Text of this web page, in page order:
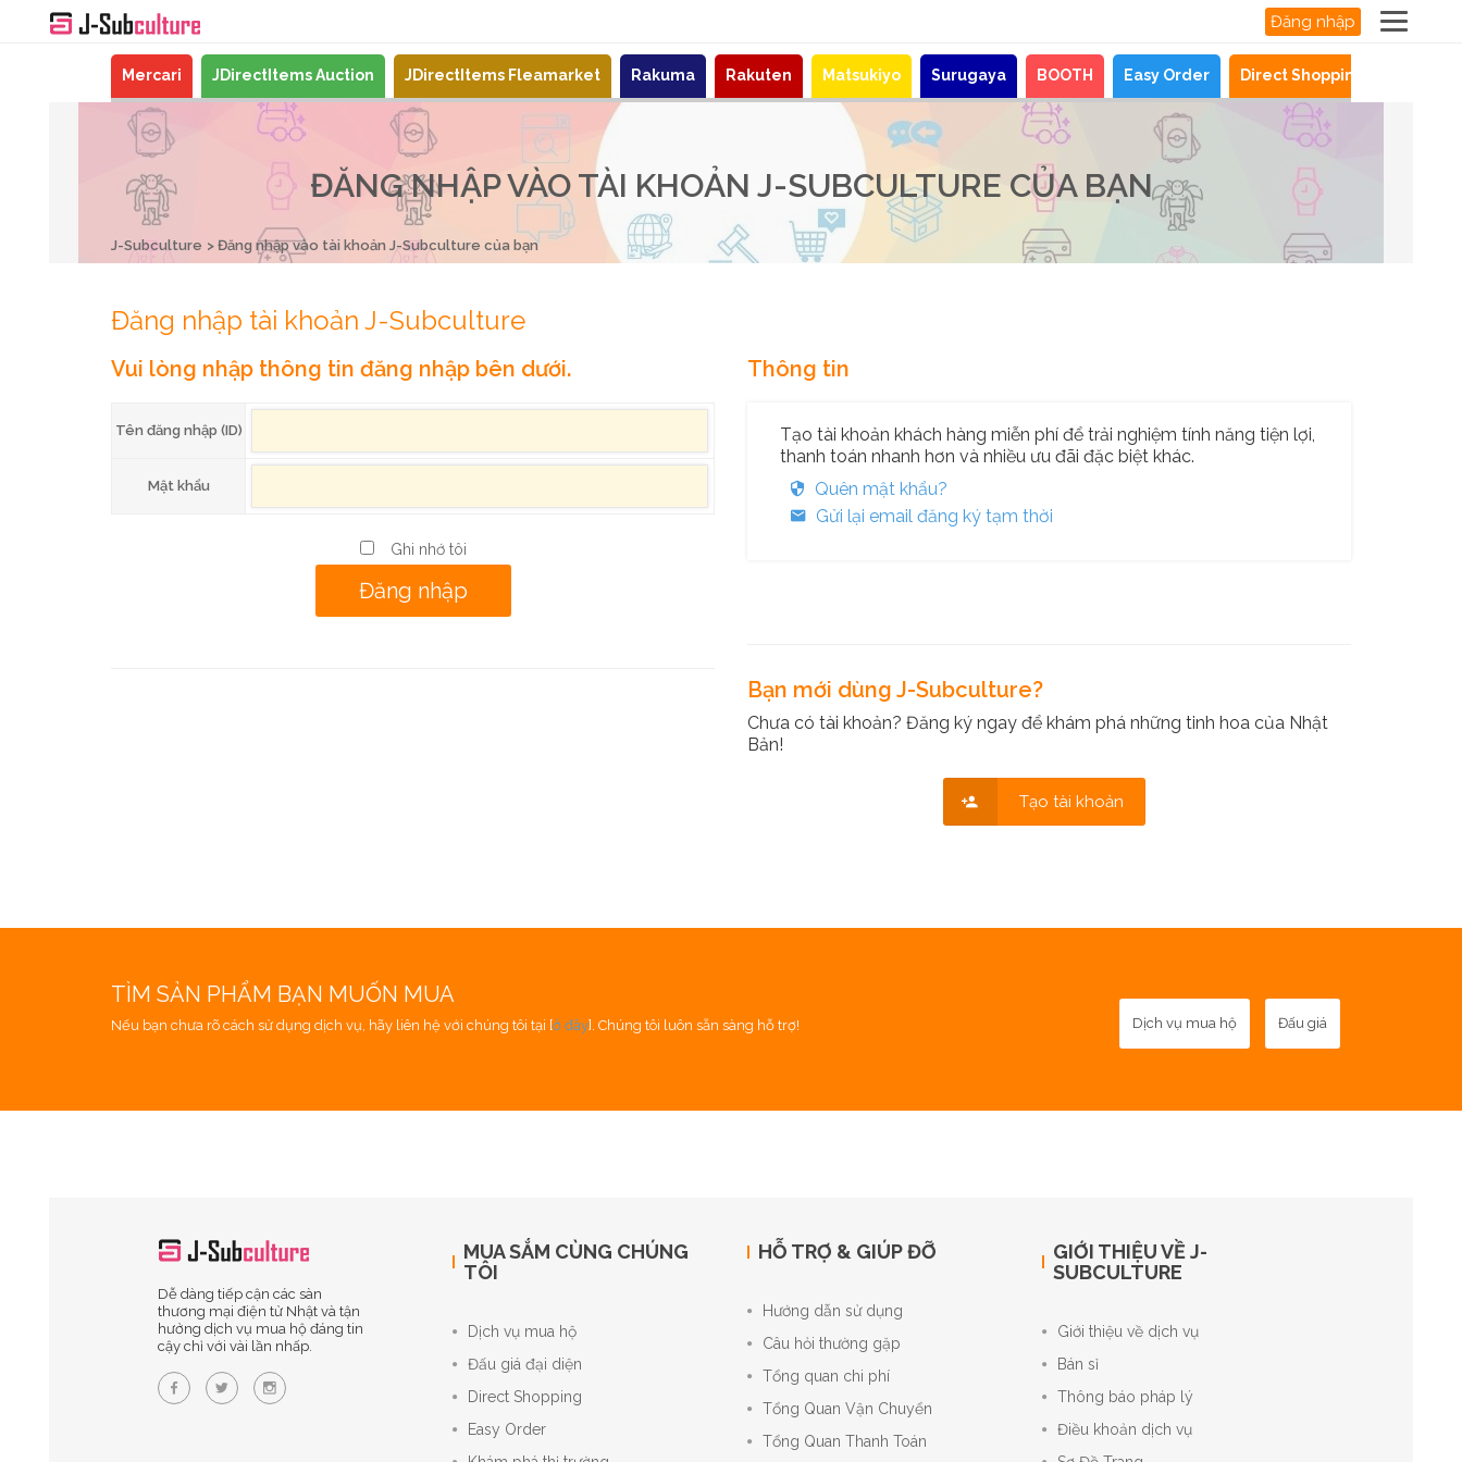
Đăng nhập
Mercari JDirectItems Auction JDirectItems Fleamarket Rakuma Rakuten Matsukiyo Surugaya BOOTH Easy Order Direct Shopping
ĐĂNG NHẬP VÀO TÀI KHOẢN J-SUBCULTURE CỦA BẠN
J-Subculture Đăng nhập vào tài khoản J-Subculture của bạn
Đăng nhập tài khoản J-Subculture
Vui lòng nhập thông tin đăng nhập bên dưới.
Tên đăng nhập (ID)
Mật khẩu
Ghi nhớ tôi
Thông tin
Tạo tài khoản khách hàng miễn phí để trải nghiệm tính năng tiện lợi,
thanh toán nhanh hơn và nhiều ưu đãi đặc biệt khác.
Quên mật khẩu?
Gửi lại email đăng ký tạm thời
Bạn mới dùng J-Subculture?
Chưa có tài khoản? Đăng ký ngay để khám phá những tinh hoa của Nhật
Bản!
Tạo tài khoản
TÌM SẢN PHẨM BẠN MUỐN MUA
Nếu bạn chưa rõ cách sử dụng dịch vụ, hãy liên hệ với chúng tôi tại [ở đây]. Chúng tôi luôn sẵn sàng hỗ trợ! Dịch vụ mua hộ Đấu giá
Dễ dàng tiếp cận các sàn
thương mại điện tử Nhật và tận
hưởng dịch vụ mua hộ đáng tin
cậy chỉ với vài lần nhấp.
MUA SẮM CÙNG CHÚNG
TÔI
Dịch vụ mua hộ
Đấu giá đại diện
Direct Shopping
Easy Order
HỖ TRỢ & GIÚP ĐỠ
Hướng dẫn sử dụng
Câu hỏi thường gặp
Tổng quan chi phí
Tổng Quan Vận Chuyển
Tổng Quan Thanh Toán
GIỚI THIỆU VỀ J-
SUBCULTURE
Giới thiệu về dịch vụ
Bán sỉ
Thông báo pháp lý
Điều khoản dịch vụ